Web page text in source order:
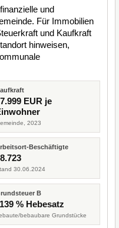
und
Für Immobilien
und Kaufkraft
hinweisen,
EUR je
2023
Beschäftigte
30.06.2024
B
% Hebesatz
bebaubare Grundstücke